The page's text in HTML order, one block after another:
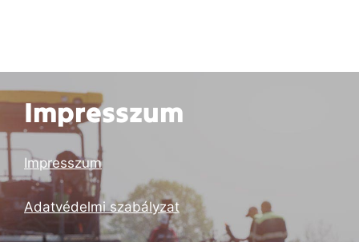
Impresszum
Impresszum
Adatvédelmi szabályzat